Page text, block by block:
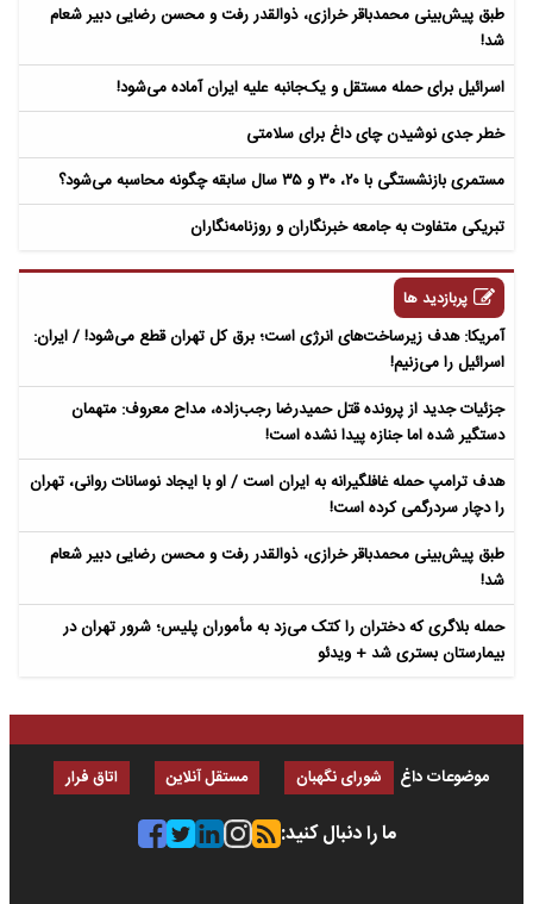
طبق پیش‌بینی محمدباقر خرازی، ذوالقدر رفت و محسن رضایی دبیر شعام
شد!
اسرائیل برای حمله مستقل و یک‌جانبه علیه ایران آماده می‌شود!
خطر جدی نوشیدن چای داغ برای سلامتی
مستمری بازنشستگی با ۲۰، ۳۰ و ۳۵ سال سابقه چگونه محاسبه می‌شود؟
تبریکی متفاوت به جامعه خبرنگاران و روزنامه‌نگاران
پربازدید ها
آمریکا: هدف زیرساخت‌های انرژی است؛ برق کل تهران قطع می‌شود! / ایران:
اسرائیل را می‌زنیم!
جزئیات جدید از پرونده قتل حمیدرضا رجب‌زاده، مداح معروف: متهمان
دستگیر شده اما جنازه پیدا نشده است!
هدف ترامپ حمله غافلگیرانه به ایران است / او با ایجاد نوسانات روانی، تهران
را دچار سردرگمی کرده است!
طبق پیش‌بینی محمدباقر خرازی، ذوالقدر رفت و محسن رضایی دبیر شعام
شد!
حمله بلاگری که دختران را کتک می‌زد به مأموران پلیس؛ شرور تهران در
بیمارستان بستری شد + ویدئو
موضوعات داغ شورای نگهبان مستقل آنلاین اتاق فرار
ما را دنبال کنید: